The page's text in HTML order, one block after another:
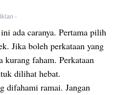
-
ada caranya. Pertama pilih
Jika boleh perkataan yang
faham. Perkataan
dilihat hebat.
difahami ramai. Jangan